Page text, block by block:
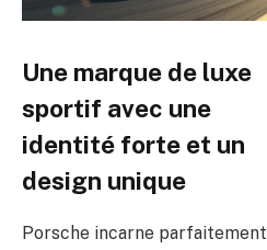
Une marque de luxe
sportif avec une
identité forte et un
design unique
Porsche incarne parfaitement